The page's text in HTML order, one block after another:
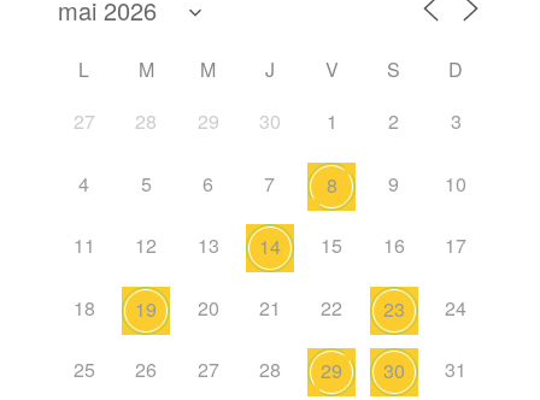
L M M J V S
D
27
28 29 30 1 2 3
4 5 6 7 8 9 10
11 12 13 14 15 16 17
18 19 20 21 22 23 24
25 26 27 28 29 30 31